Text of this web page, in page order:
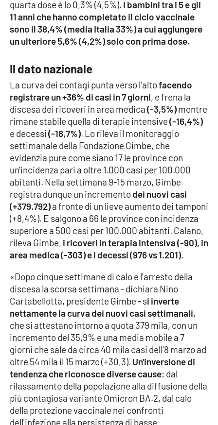
Leggendo Alvaro insieme
Imprese Di Calabria
Le perfidie di Antonella Grippo
Venti di comunicazione
STREAMING
LaC TV
LaC Network
LaC OnAir
EDIZIONI
LOCALI
Crotone
Vibo Valentia
Reggio Calabria
Cosenza
Lamezia Terme
quarta dose è lo 0,3% (4,5%). I bambini tra i 5 e gli
11 anni che hanno completato il ciclo vaccinale
sono il 38,4% (media Italia 33%) a cui aggiungere
un ulteriore 5,6% (4,2%) solo con prima dose.
Il dato nazionale
La curva dei contagi punta verso l'altofacendo
registrare un +36% di casi in 7 giorni, e frena la
discesa dei ricoveri in area medica(-3,5%)mentre
rimane stabile quella di terapie intensive(-16,4%)
e decessi(-18,7%). Lo rileva il monitoraggio
settimanale della Fondazione Gimbe, che
evidenzia pure come siano 17 le province con
un'incidenza pari a oltre 1.000 casi per 100.000
abitanti. Nella settimana 9-15 marzo, Gimbe
registra dunque un incrementodei nuovi casi
(+379.792)a fronte di un lieve aumento dei tamponi
(+8,4%). E salgono a 66 le province con incidenza
superiore a 500 casi per 100.000 abitanti. Calano,
rileva Gimbe, i ricoveri in terapia intensiva (-90), in
area medica (-303) e i decessi (976 vs 1.201).
«Dopo cinque settimane di calo e l'arresto della
discesa la scorsa settimana - dichiara Nino
Cartabellotta, presidente Gimbe - si inverte
nettamente la curva dei nuovi casi settimanali,
che si attestano intorno a quota 379 mila, con un
incremento del 35,9% e una media mobile a 7
giorni che sale da circa 40 mila casi dell'8 marzo ad
oltre 54 mila il 15 marzo (+30,3). Un'inversione di
tendenza che riconosce diverse cause: dal
rilassamento della popolazione alla diffusione della
più contagiosa variante Omicron BA.2, dal calo
della protezione vaccinale nei confronti
dell'infezione alla persistenza di basse